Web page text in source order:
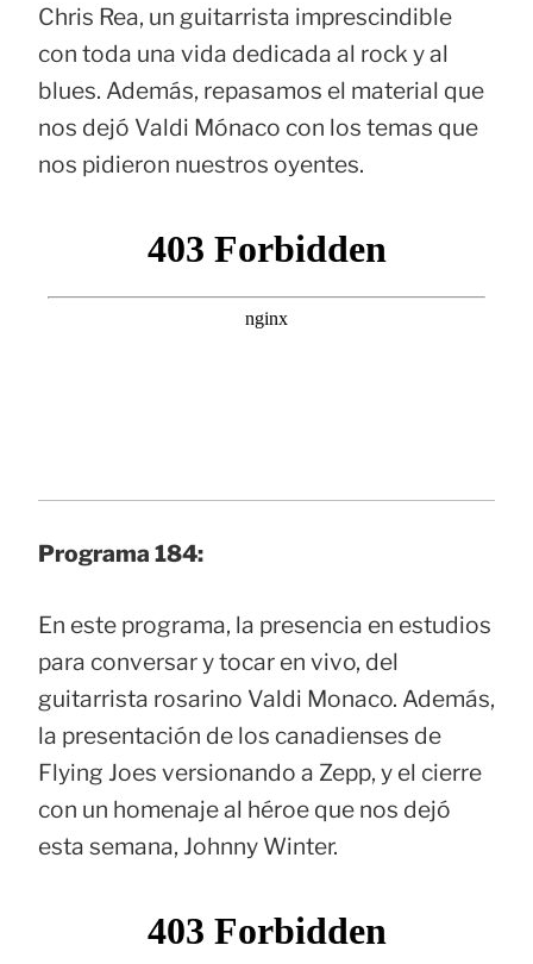
Chris Rea, un guitarrista imprescindible
con toda una vida dedicada al rock y al
blues. Además, repasamos el material que
nos dejó Valdi Mónaco con los temas que
nos pidieron nuestros oyentes.
Programa 184:
En este programa, la presencia en estudios
para conversar y tocar en vivo, del
guitarrista rosarino Valdi Monaco. Además,
la presentación de los canadienses de
Flying Joes versionando a Zepp, y el cierre
con un homenaje al héroe que nos dejó
esta semana, Johnny Winter.